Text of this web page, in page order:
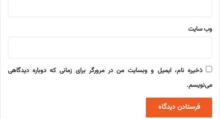
وب‌ سایت
ذخیره نام، ایمیل و وبسایت من در مرورگر برای زمانی که دوباره دیدگاهی
می‌نویسم.